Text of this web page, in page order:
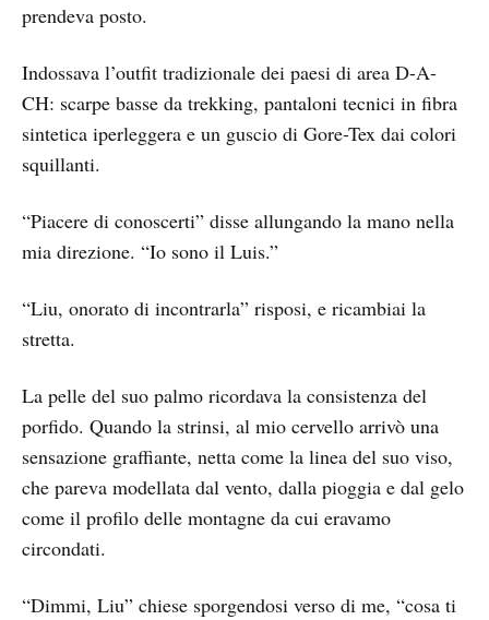
prendeva posto.
Indossava l’outfit tradizionale dei paesi di area D-A-
CH: scarpe basse da trekking, pantaloni tecnici in fibra
sintetica iperleggera e un guscio di Gore-Tex dai colori
squillanti.
“Piacere di conoscerti” disse allungando la mano nella
mia direzione. “Io sono il Luis.”
“Liu, onorato di incontrarla” risposi, e ricambiai la
stretta.
La pelle del suo palmo ricordava la consistenza del
porfido. Quando la strinsi, al mio cervello arrivò una
sensazione graffiante, netta come la linea del suo viso,
che pareva modellata dal vento, dalla pioggia e dal gelo
come il profilo delle montagne da cui eravamo
circondati.
“Dimmi, Liu” chiese sporgendosi verso di me, “cosa ti